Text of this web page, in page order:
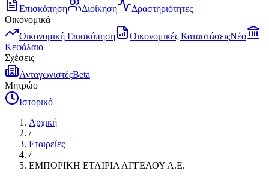
Επισκόπηση
Διοίκηση
Δραστηριότητες
Οικονομικά
Οικονομική Επισκόπηση
Οικονομικές ΚαταστάσειςΝέο
Κεφάλαιο
Σχέσεις
ΑνταγωνιστέςBeta
Μητρώο
Ιστορικό
Αρχική
/
Εταιρείες
/
ΕΜΠΟΡΙΚΗ ΕΤΑΙΡΙΑ ΑΓΓΕΛΟΥ Α.Ε.